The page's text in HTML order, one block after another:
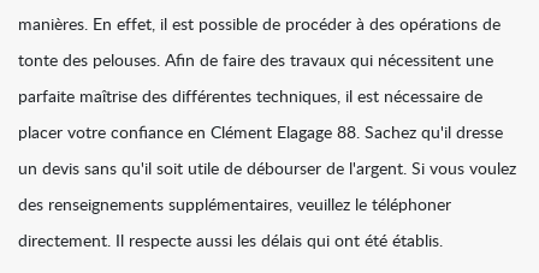
manières. En effet, il est possible de procéder à des opérations de
tonte des pelouses. Afin de faire des travaux qui nécessitent une
parfaite maîtrise des différentes techniques, il est nécessaire de
placer votre confiance en Clément Elagage 88. Sachez qu'il dresse
un devis sans qu'il soit utile de débourser de l'argent. Si vous voulez
des renseignements supplémentaires, veuillez le téléphoner
directement. Il respecte aussi les délais qui ont été établis.